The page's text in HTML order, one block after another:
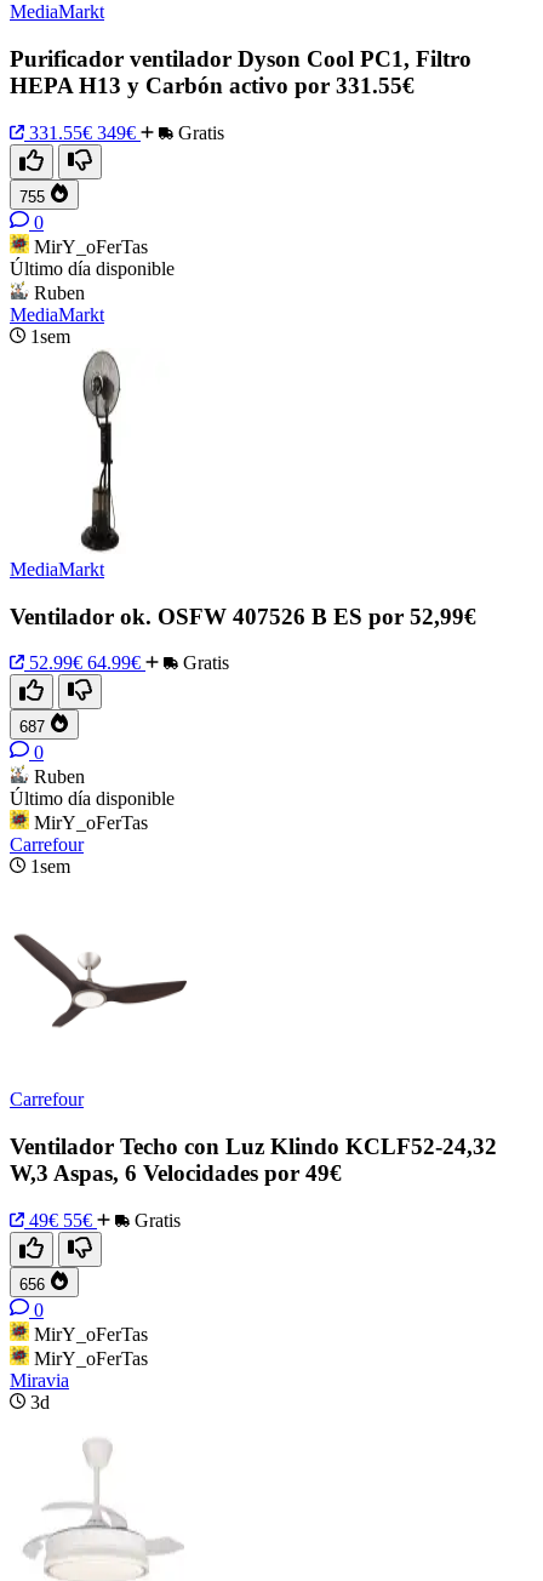
MediaMarkt
Purificador ventilador Dyson Cool PC1, Filtro
HEPA H13 y Carbón activo por 331.55€
331.55€ 349€ Gratis
755
0
MirY_oFerTas
Último día disponible
Ruben
MediaMarkt
1sem
MediaMarkt
Ventilador ok. OSFW 407526 B ES por 52,99€
52.99€ 64.99€ Gratis
687
0
Ruben
Último día disponible
MirY_oFerTas
Carrefour
1sem
Carrefour
Ventilador Techo con Luz Klindo KCLF52-24,32
W,3 Aspas, 6 Velocidades por 49€
49€ 55€ Gratis
656
0
MirY_oFerTas
MirY_oFerTas
Miravia
3d